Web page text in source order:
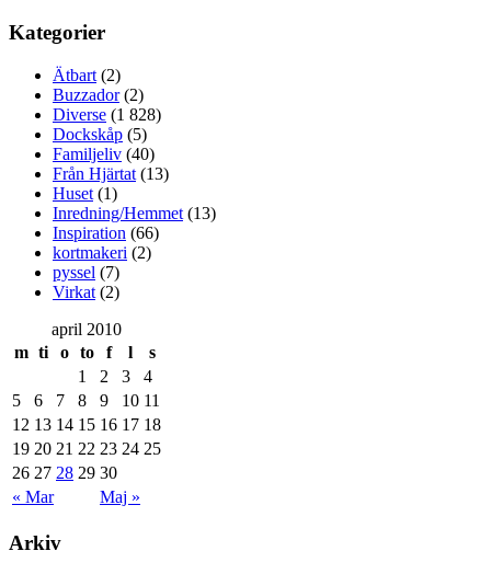
Kategorier
Ätbart (2)
Buzzador(2)
Diverse (1 828)
Dockskåp (5)
Familjeliv (40)
Från Hjärtat (13)
Huset (1)
Inredning/Hemmet (13)
Inspiration (66)
kortmakeri (2)
pyssel (7)
Virkat (2)
april 2010
m ti o to f l s
« Mar Maj »
1 2 3
4
5
6 7 8 9 10 11
12 13 14 15 16 17 18
19 20 21 22 23 24 25
26 27 28 29 30
Arkiv